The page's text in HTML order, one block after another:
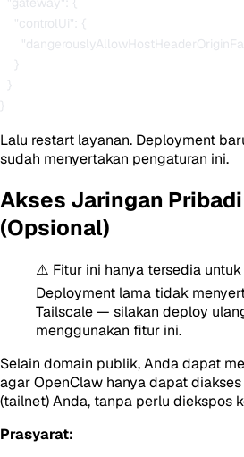
    "controlUi": {
Lalu restart layanan. Deployment
sudah menyertakan pengaturan ini.
Akses Jaringan
(Opsional)
⚠️ Fitur ini hanya tersedia
Deployment lama tidak
Tailscale — silakan deploy
menggunakan fitur ini.
Selain domain publik, Anda dapat
agar OpenClaw hanya dapat
(tailnet) Anda, tanpa perlu diekspos
Prasyarat: